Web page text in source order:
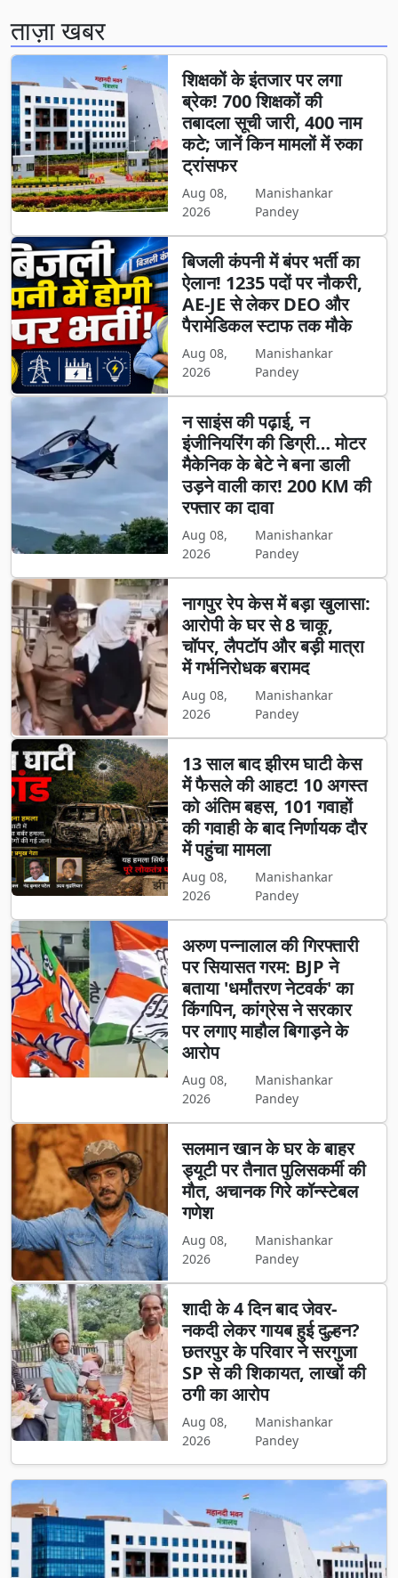
ताज़ा खबर
शिक्षकों के इंतजार पर लगा
ब्रेक! 700 शिक्षकों की
तबादला सूची जारी, 400 नाम
कटे; जानें किन मामलों में रुका
ट्रांसफर
Aug 08,
2026
Manishankar
Pandey
बिजली कंपनी में बंपर भर्ती का
ऐलान! 1235 पदों पर नौकरी,
AE-JE से लेकर DEO और
पैरामेडिकल स्टाफ तक मौके
Aug 08,
2026
Manishankar
Pandey
न साइंस की पढ़ाई, न
इंजीनियरिंग की डिग्री… मोटर
मैकेनिक के बेटे ने बना डाली
उड़ने वाली कार! 200 KM की
रफ्तार का दावा
Aug 08,
2026
Manishankar
Pandey
नागपुर रेप केस में बड़ा खुलासा:
आरोपी के घर से 8 चाकू,
चॉपर, लैपटॉप और बड़ी मात्रा
में गर्भनिरोधक बरामद
Aug 08,
2026
Manishankar
Pandey
13 साल बाद झीरम घाटी केस
में फैसले की आहट! 10 अगस्त
को अंतिम बहस, 101 गवाहों
की गवाही के बाद निर्णायक दौर
में पहुंचा मामला
Aug 08,
2026
Manishankar
Pandey
अरुण पन्नालाल की गिरफ्तारी
पर सियासत गरम: BJP ने
बताया 'धर्मांतरण नेटवर्क' का
किंगपिन, कांग्रेस ने सरकार
पर लगाए माहौल बिगाड़ने के
आरोप
Aug 08,
2026
Manishankar
Pandey
सलमान खान के घर के बाहर
ड्यूटी पर तैनात पुलिसकर्मी की
मौत, अचानक गिरे कॉन्स्टेबल
गणेश
Aug 08,
2026
Manishankar
Pandey
शादी के 4 दिन बाद जेवर-
नकदी लेकर गायब हुई दुल्हन?
छतरपुर के परिवार ने सरगुजा
SP से की शिकायत, लाखों की
ठगी का आरोप
Aug 08,
2026
Manishankar
Pandey